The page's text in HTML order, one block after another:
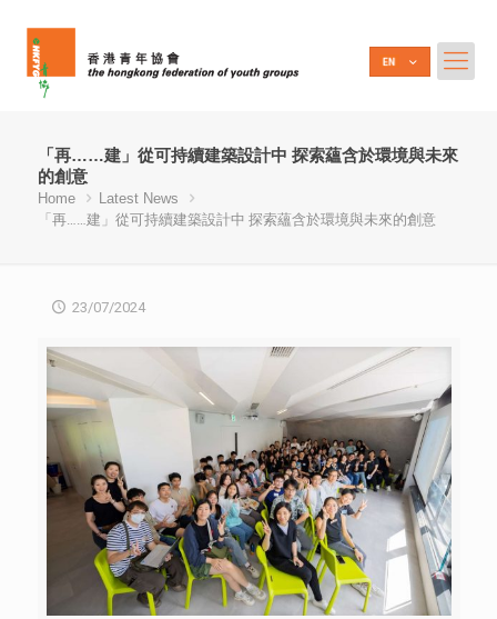
「再……建」從可持續建築設計中 探索蘊含於環境與未來
的創意
Home
Latest News
「再……建」從可持續建築設計中 探索蘊含於環境與未來的創意
23/07/2024